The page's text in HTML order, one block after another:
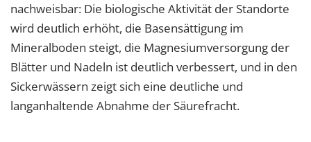
nachweisbar: Die biologische Aktivität der Standorte
wird deutlich erhöht, die Basensättigung im
Mineralboden steigt, die Magnesiumversorgung der
Blätter und Nadeln ist deutlich verbessert, und in den
Sickerwässern zeigt sich eine deutliche und
langanhaltende Abnahme der Säurefracht.